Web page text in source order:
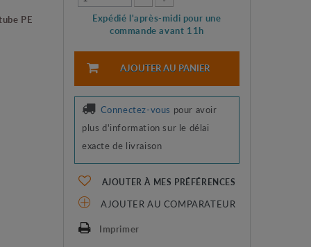
PE
Expédié l'après-midi pour une
commande avant 11h
AJOUTER AU PANIER
Connectez-vous pour avoir
plus d'information sur le délai
exacte de livraison
AJOUTER À MES PRÉFÉRENCES
AJOUTER AU COMPARATEUR
Imprimer